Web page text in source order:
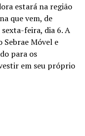
estará na região
que vem, de
feira, dia 6. A
Móvel e
para os
em seu próprio